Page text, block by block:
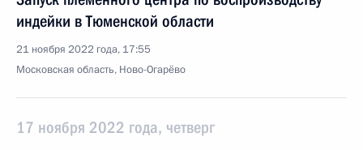
индейки в Тюменской области
21 ноября 2022 года, 17:55
Московская область, Ново-Огарёво
17 ноября 2022 года, четверг